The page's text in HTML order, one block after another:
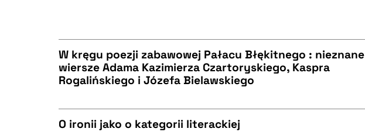
BIBTEX
CZYSTY TEKST
W kręgu poezji zabawowej Pałacu Błękitnego : nieznane
wiersze Adama Kazimierza Czartoryskiego, Kaspra
Rogalińskiego i Józefa Bielawskiego
O ironii jako o kategorii literackiej